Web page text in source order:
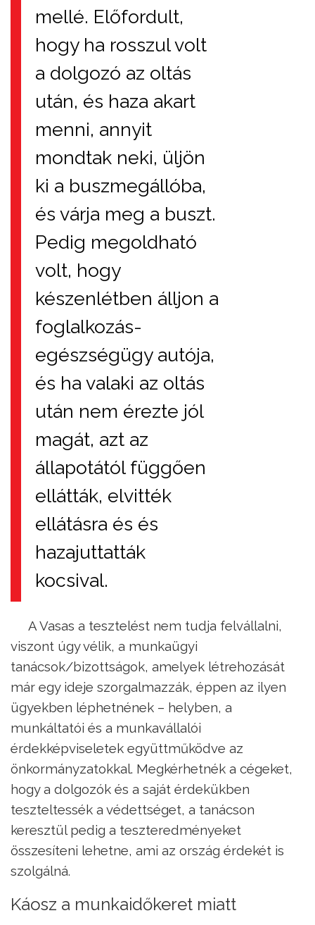
mellé. Előfordult,
hogy ha rosszul volt
a dolgozó az oltás
után, és haza akart
menni, annyit
mondtak neki, üljön
ki a buszmegállóba,
és várja meg a buszt.
Pedig megoldható
volt, hogy
készenlétben álljon a
foglalkozás-
egészségügy autója,
és ha valaki az oltás
után nem érezte jól
magát, azt az
állapotától függően
ellátták, elvitték
ellátásra és és
hazajuttatták
kocsival.
A Vasas a tesztelést nem tudja felvállalni,
viszont úgy vélik, a munkaügyi
tanácsok/bizottságok, amelyek létrehozását
már egy ideje szorgalmazzák, éppen az ilyen
ügyekben léphetnének – helyben, a
munkáltatói és a munkavállalói
érdekképviseletek együttműködve az
önkormányzatokkal. Megkérhetnék a cégeket,
hogy a dolgozók és a saját érdekükben
teszteltessék a védettséget, a tanácson
keresztül pedig a teszteredményeket
összesíteni lehetne, ami az ország érdekét is
szolgálná.
Káosz a munkaidőkeret miatt